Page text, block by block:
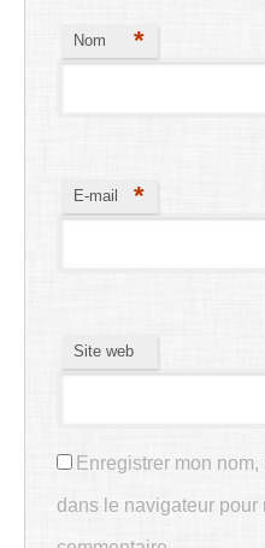
Nom *
E-mail *
Site web
Enregistrer mon
dans le navigateur pour